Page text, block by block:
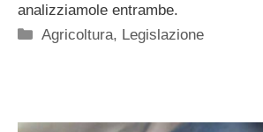
analizziamole entrambe.
Categorie
Agricoltura, Legislazione